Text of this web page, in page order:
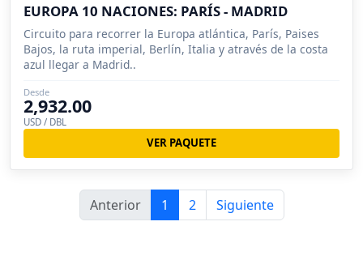
EUROPA 10 NACIONES: PARÍS - MADRID
Circuito para recorrer la Europa atlántica, París, Paises
Bajos, la ruta imperial, Berlín, Italia y através de la costa
azul llegar a Madrid..
Desde
2,932.00
USD / DBL
VER PAQUETE
Anterior 1 2 Siguiente